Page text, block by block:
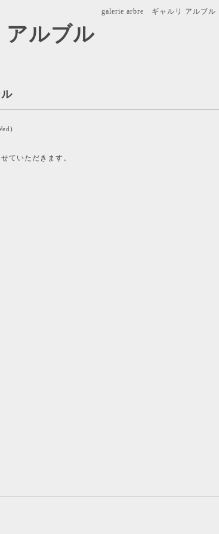
galerie arbre ギャルリ アルブル
ルブル
ていただきます。